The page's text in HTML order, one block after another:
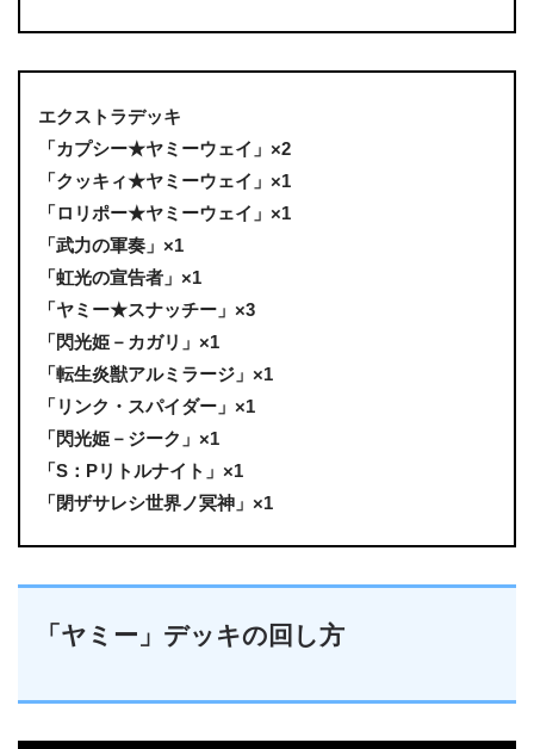
エクストラデッキ
「カプシー★ヤミーウェイ」×2
「クッキィ★ヤミーウェイ」×1
「ロリポー★ヤミーウェイ」×1
「武力の軍奏」×1
「虹光の宣告者」×1
「ヤミー★スナッチー」×3
「閃光姫－カガリ」×1
「転生炎獣アルミラージ」×1
「リンク・スパイダー」×1
「閃光姫－ジーク」×1
「S：Pリトルナイト」×1
「閉ザサレシ世界ノ冥神」×1
「ヤミー」デッキの回し方